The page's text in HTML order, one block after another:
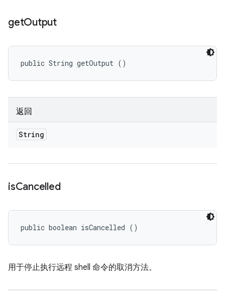
getOutput
public String getOutput ()
返回
String
isCancelled
public boolean isCancelled ()
用于停止执行远程 shell 命令的取消方法。